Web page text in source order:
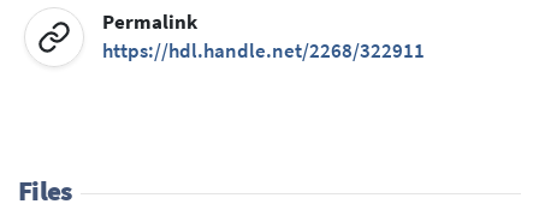
Permalink
https://hdl.handle.net/2268/322911
Files